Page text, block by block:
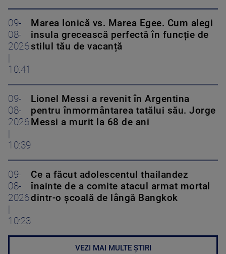
09-
08-
2026
|
10:41
Marea Ionică vs. Marea Egee. Cum alegi
insula grecească perfectă în funcție de
stilul tău de vacanță
09-
08-
2026
|
10:39
Lionel Messi a revenit în Argentina
pentru înmormântarea tatălui său. Jorge
Messi a murit la 68 de ani
09-
08-
2026
|
10:23
Ce a făcut adolescentul thailandez
înainte de a comite atacul armat mortal
dintr-o școală de lângă Bangkok
VEZI MAI MULTE ȘTIRI